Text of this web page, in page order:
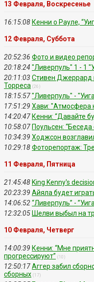
13 Февраля, Воскресенье
16:15:08 Кенни о Рауле,
12 Февраля, Суббота
20:52:36 Фото и видео
20:18:24 "Ливерпуль" 1 - 1
20:11:03 Стивен Джеррард
Торреса (26)
18:15:57"Ливерпуль" -
17:51:29 Хави: "Атмосфера
14:20:47 Кенни: “Давайте
10:58:07 Поульсен:
10:34:39 Ходжсон
10:29:18Фоторепортаж:
11 Февраля, Пятница
21:45:48 King Kenny's
20:23:39 Айяла будет
14:06:52“Ливерпуль” -
12:32:05 Шелви выбыл на
10 Февраля, Четверг
14:00:39 Кенни: “Мне
прогрессируют” (10)
12:50:17Аггер забил
сборных (17)